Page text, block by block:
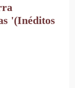
'(Inéditos